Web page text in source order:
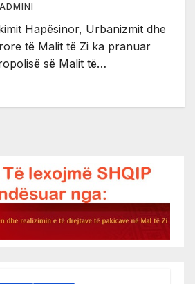
ADMINI
Hapësinor, Urbanizmit dhe
të Malit të Zi ka pranuar
së Malit të…